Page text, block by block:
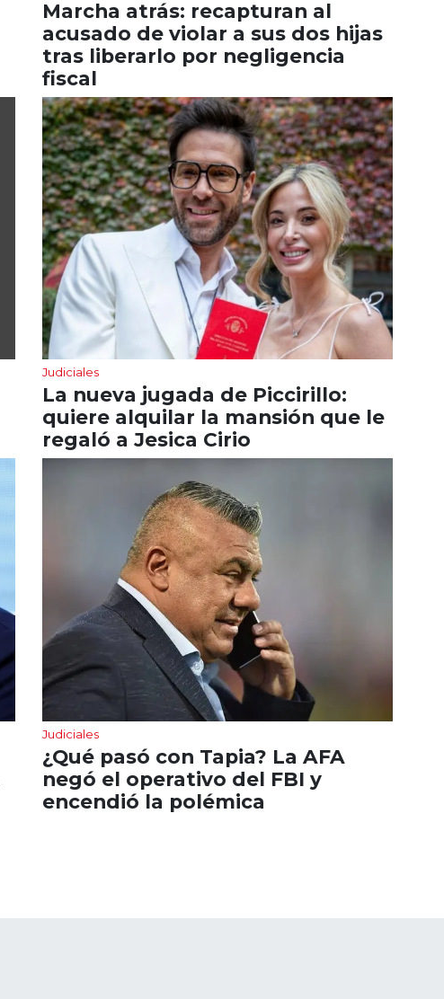
Marcha atrás: recapturan al
acusado de violar a sus dos hijas
tras liberarlo por negligencia
fiscal
Judiciales
La nueva jugada de Piccirillo:
quiere alquilar la mansión que le
regaló a Jesica Cirio
Judiciales
¿Qué pasó con Tapia? La AFA
negó el operativo del FBI y
encendió la polémica